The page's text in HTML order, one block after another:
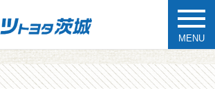
MENU